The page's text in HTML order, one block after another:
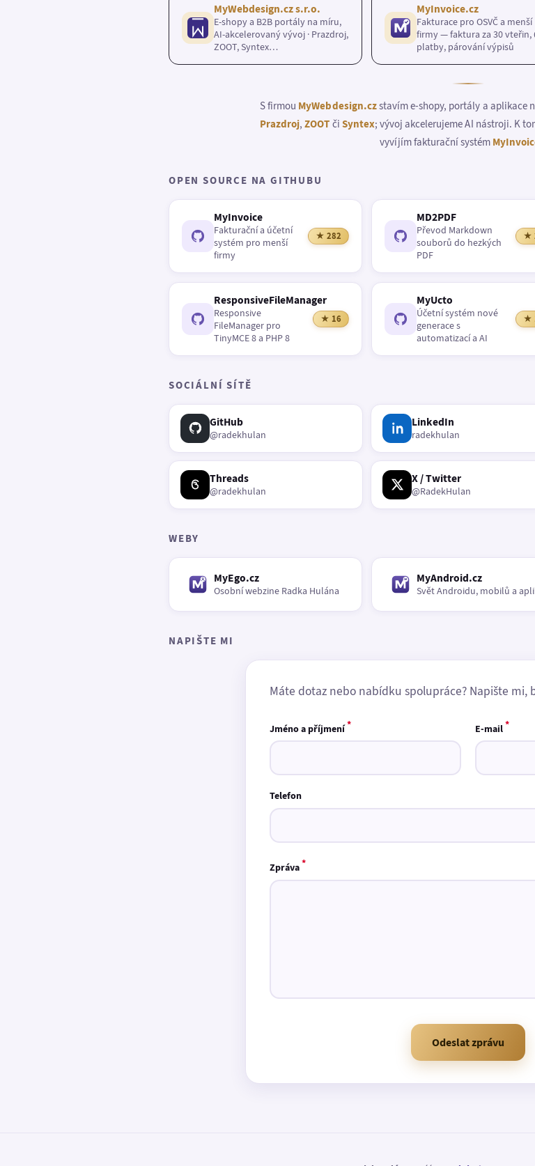
MyWebdesign.cz s.r.o.
E-shopy a B2B portály na míru,
AI-akcelerovaný vývoj · Prazdroj,
ZOOT, Syntex…
MyInvoice.cz
Fakturace pro OSVČ a menší
firmy — faktura za 30 vteřin,
platby, párování výpisů
S firmou MyWebdesign.czstavím e-shopy, portály a aplikace
Prazdroj,ZOOT či Syntex; vývoj akcelerujeme AI nástroji. K
vyvíjím fakturační systém
OPEN SOURCE NA GITHUBU
MyInvoice
Fakturační a účetní
systém pro menší
firmy
★ 282
MD2PDF
Převod Markdown
souborů do hezkých
PDF
★
ResponsiveFileManager
Responsive
FileManager pro
TinyMCE 8 a PHP 8
★ 16
MyUcto
Účetní systém nové
generace s
automatizací a AI
★
SOCIÁLNÍ SÍTĚ
GitHub
@radekhulan
LinkedIn
radekhulan
Threads
@radekhulan
X / Twitter
@RadekHulan
WEBY
MyEgo.cz
Osobní webzine Radka Hulána
MyAndroid.cz
Svět Androidu, mobilů a
NAPIŠTE MI
Máte dotaz nebo nabídku spolupráce? Napište mi,
Jméno a příjmení* E-mail*
Telefon
Zpráva*
Odeslat zprávu